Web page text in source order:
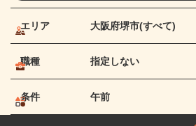
エリア 大阪府堺市(すべて)
職種 指定しない
条件 午前